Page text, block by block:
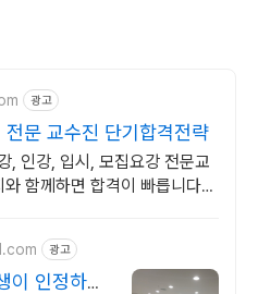
광고
문 교수진 단기합격전략
, 인강, 입시, 모집요강 전문교
함께하면 합격이 빠릅니다
광고
이 인정하는